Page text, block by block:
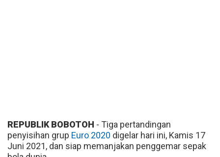
REPUBLIK BOBOTOH - Tiga pertandingan
penyisihan grup Euro 2020 digelar hari ini, Kamis 17
Juni 2021, dan siap memanjakan penggemar sepak